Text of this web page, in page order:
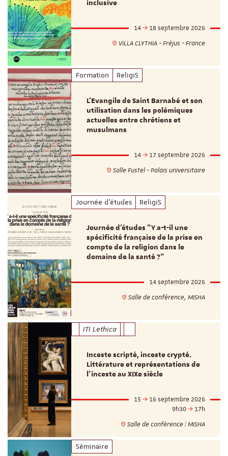
inclusive
14
18 septembre 2026
VILLA CLYTHIA - Fréjus - France
Formation ReligiS
L’Evangile de Saint Barnabé et son
utilisation dans les polémiques
actuelles entre chrétiens et
musulmans
14
17 septembre 2026
Salle Fustel - Palais universitaire
Journée d'études ReligiS
Journée d’études "Y a-t-il une
spécificité française de la prise en
compte de la religion dans le
domaine de la santé ?"
14 septembre 2026
Salle de conférence, MISHA
ITI Lethica
Inceste scripté, inceste crypté.
Littérature et représentations de
l’inceste au XIXe siècle
15
16 septembre 2026
9h30
17h
Salle de conférence | MISHA
Séminaire